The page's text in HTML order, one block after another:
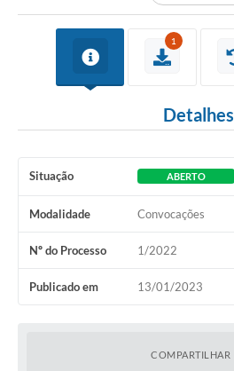
1
Detalhes
Situação ABERTO
Modalidade Convocações
Nº do Processo 1/2022
Publicado em 13/01/2023
COMPARTILHAR